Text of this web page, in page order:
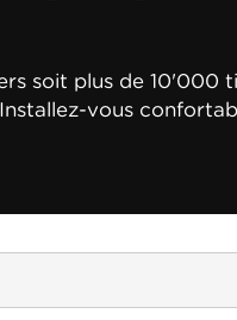
soit plus de 10'000
vous